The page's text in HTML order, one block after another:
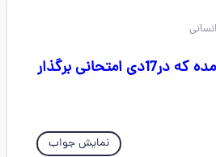
دوستان بخشنامه ایا اومده که در17دی امتحانی برگذار
نمایش جواب